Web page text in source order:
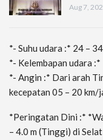
Aug 7,
*- Suhu udara :* 24 –
*- Kelembapan udara :*
*- Angin :* Dari arah
kecepatan 05 – 20 km/
*Peringatan Dini :*
– 4.0 m (Tinggi) di